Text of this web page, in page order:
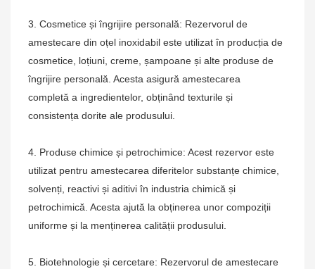
3. Cosmetice și îngrijire personală: Rezervorul de
amestecare din oțel inoxidabil este utilizat în producția de
cosmetice, loțiuni, creme, șampoane și alte produse de
îngrijire personală. Acesta asigură amestecarea
completă a ingredientelor, obținând texturile și
consistența dorite ale produsului.
4. Produse chimice și petrochimice: Acest rezervor este
utilizat pentru amestecarea diferitelor substanțe chimice,
solvenți, reactivi și aditivi în industria chimică și
petrochimică. Acesta ajută la obținerea unor compoziții
uniforme și la menținerea calității produsului.
5. Biotehnologie și cercetare: Rezervorul de amestecare